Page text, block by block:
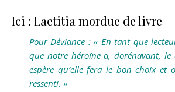
Ici : Laetitia mordue de livre
Pour Déviance : « En tant que
que notre héroïne a, dorénavant, le
espère qu’elle fera le bon choix et
ressenti. »